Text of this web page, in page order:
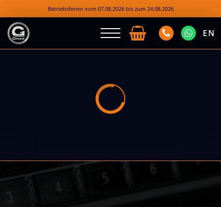
Betriebsferien vom 07.08.2026 bis zum 24.08.2026
EN